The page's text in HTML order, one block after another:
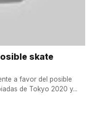
skate
a favor del posible
de Tokyo 2020 y...